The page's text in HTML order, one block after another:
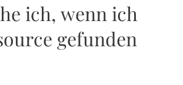
ich, wenn ich
gefunden